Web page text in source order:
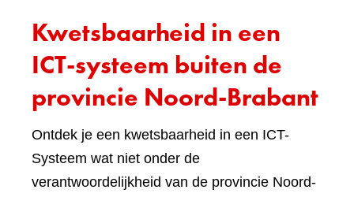
Kwetsbaarheid in een
ICT-systeem buiten de
provincie Noord-Brabant
Ontdek je een kwetsbaarheid in een ICT-
Systeem wat niet onder de
verantwoordelijkheid van de provincie Noord-